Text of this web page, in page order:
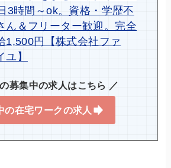
3時間～ok。資格・学歴不
ん＆フリーター歓迎。完全
1,500円【株式会社ファ
】
募集中の求人はこちら ／
の在宅ワークの求人